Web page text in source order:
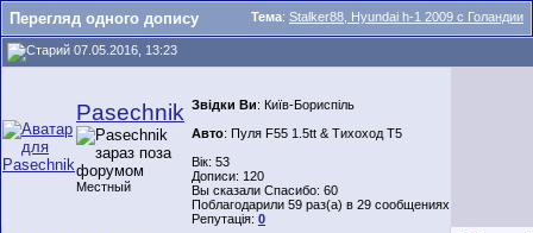
Тема: Stalker88, Hyundai h-1 2009 с Голандии
Перегляд одного допису
07.05.2016, 13:23
Pasechnik
Местный
Звідки Ви: Київ-Бориспіль
Авто: Пуля F55 1.5tt & Тихоход T5
Вік: 53
Дописи: 120
Вы сказали Спасибо: 60
Поблагодарили 59 раз(а) в 29 сообщениях
Репутація: 0